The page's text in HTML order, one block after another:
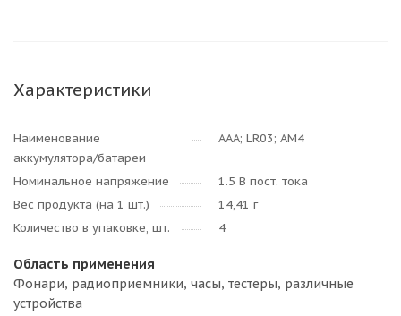
Характеристики
Наименование
аккумулятора/батареи
AAA; LR03; AM4
Номинальное напряжение
1.5 В пост. тока
Вес продукта (на 1 шт.)
14,41 г
Количество в упаковке, шт.
4
Область применения
Фонари, радиоприемники, часы, тестеры, различные
устройства